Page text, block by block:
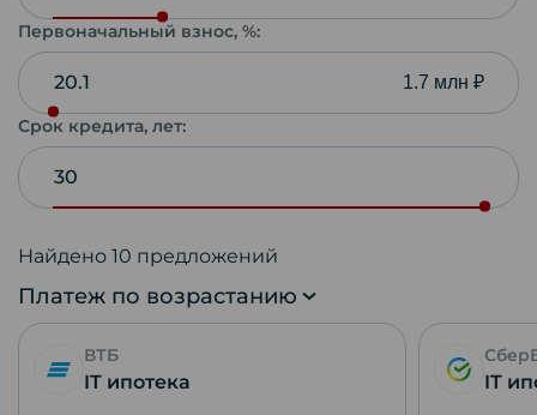
Первоначальный взнос, %:
1.7 млн ₽
Срок кредита, лет:
Найдено 10 предложений
Платеж по возрастанию
ВТБ
IT ипотека IT